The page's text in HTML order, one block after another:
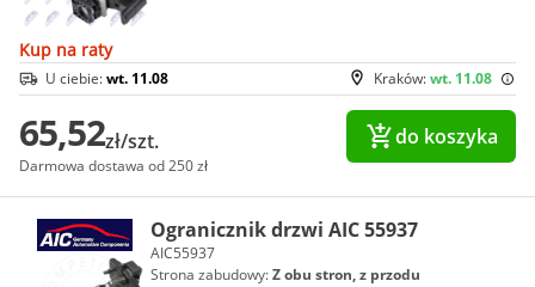
Kup na raty
Kraków:wt. 11.08
U ciebie:wt. 11.08
65,52zł/szt.
Darmowa dostawa od 250 zł
do koszyka
Ogranicznik drzwi AIC 55937
AIC55937
Strona zabudowy:Z obu stron, z przodu